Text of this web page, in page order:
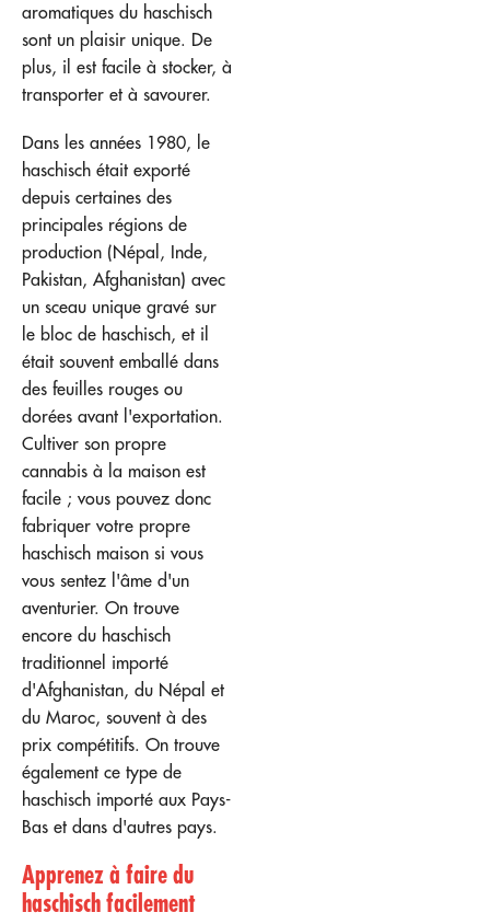
aromatiques du haschisch
sont un plaisir unique. De
plus, il est facile à stocker, à
transporter et à savourer.
Dans les années 1980, le
haschisch était exporté
depuis certaines des
principales régions de
production (Népal, Inde,
Pakistan, Afghanistan) avec
un sceau unique gravé sur
le bloc de haschisch, et il
était souvent emballé dans
des feuilles rouges ou
dorées avant l'exportation.
Cultiver son propre
cannabis à la maison est
facile ; vous pouvez donc
fabriquer votre propre
haschisch maison si vous
vous sentez l'âme d'un
aventurier. On trouve
encore du haschisch
traditionnel importé
d'Afghanistan, du Népal et
du Maroc, souvent à des
prix compétitifs. On trouve
également ce type de
haschisch importé aux Pays-
Bas et dans d'autres pays.
Apprenez à faire du
haschisch facilement